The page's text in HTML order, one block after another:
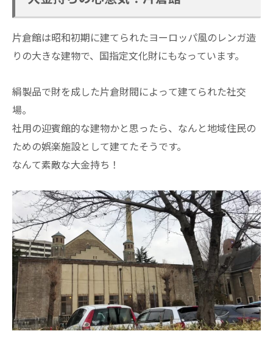
片倉館は昭和初期に建てられたヨーロッパ風のレンガ造
りの大きな建物で、国指定文化財にもなっています。
絹製品で財を成した片倉財閥によって建てられた社交
場。
社用の迎賓館的な建物かと思ったら、なんと地域住民の
ための娯楽施設として建てたそうです。
なんて素敵な大金持ち！